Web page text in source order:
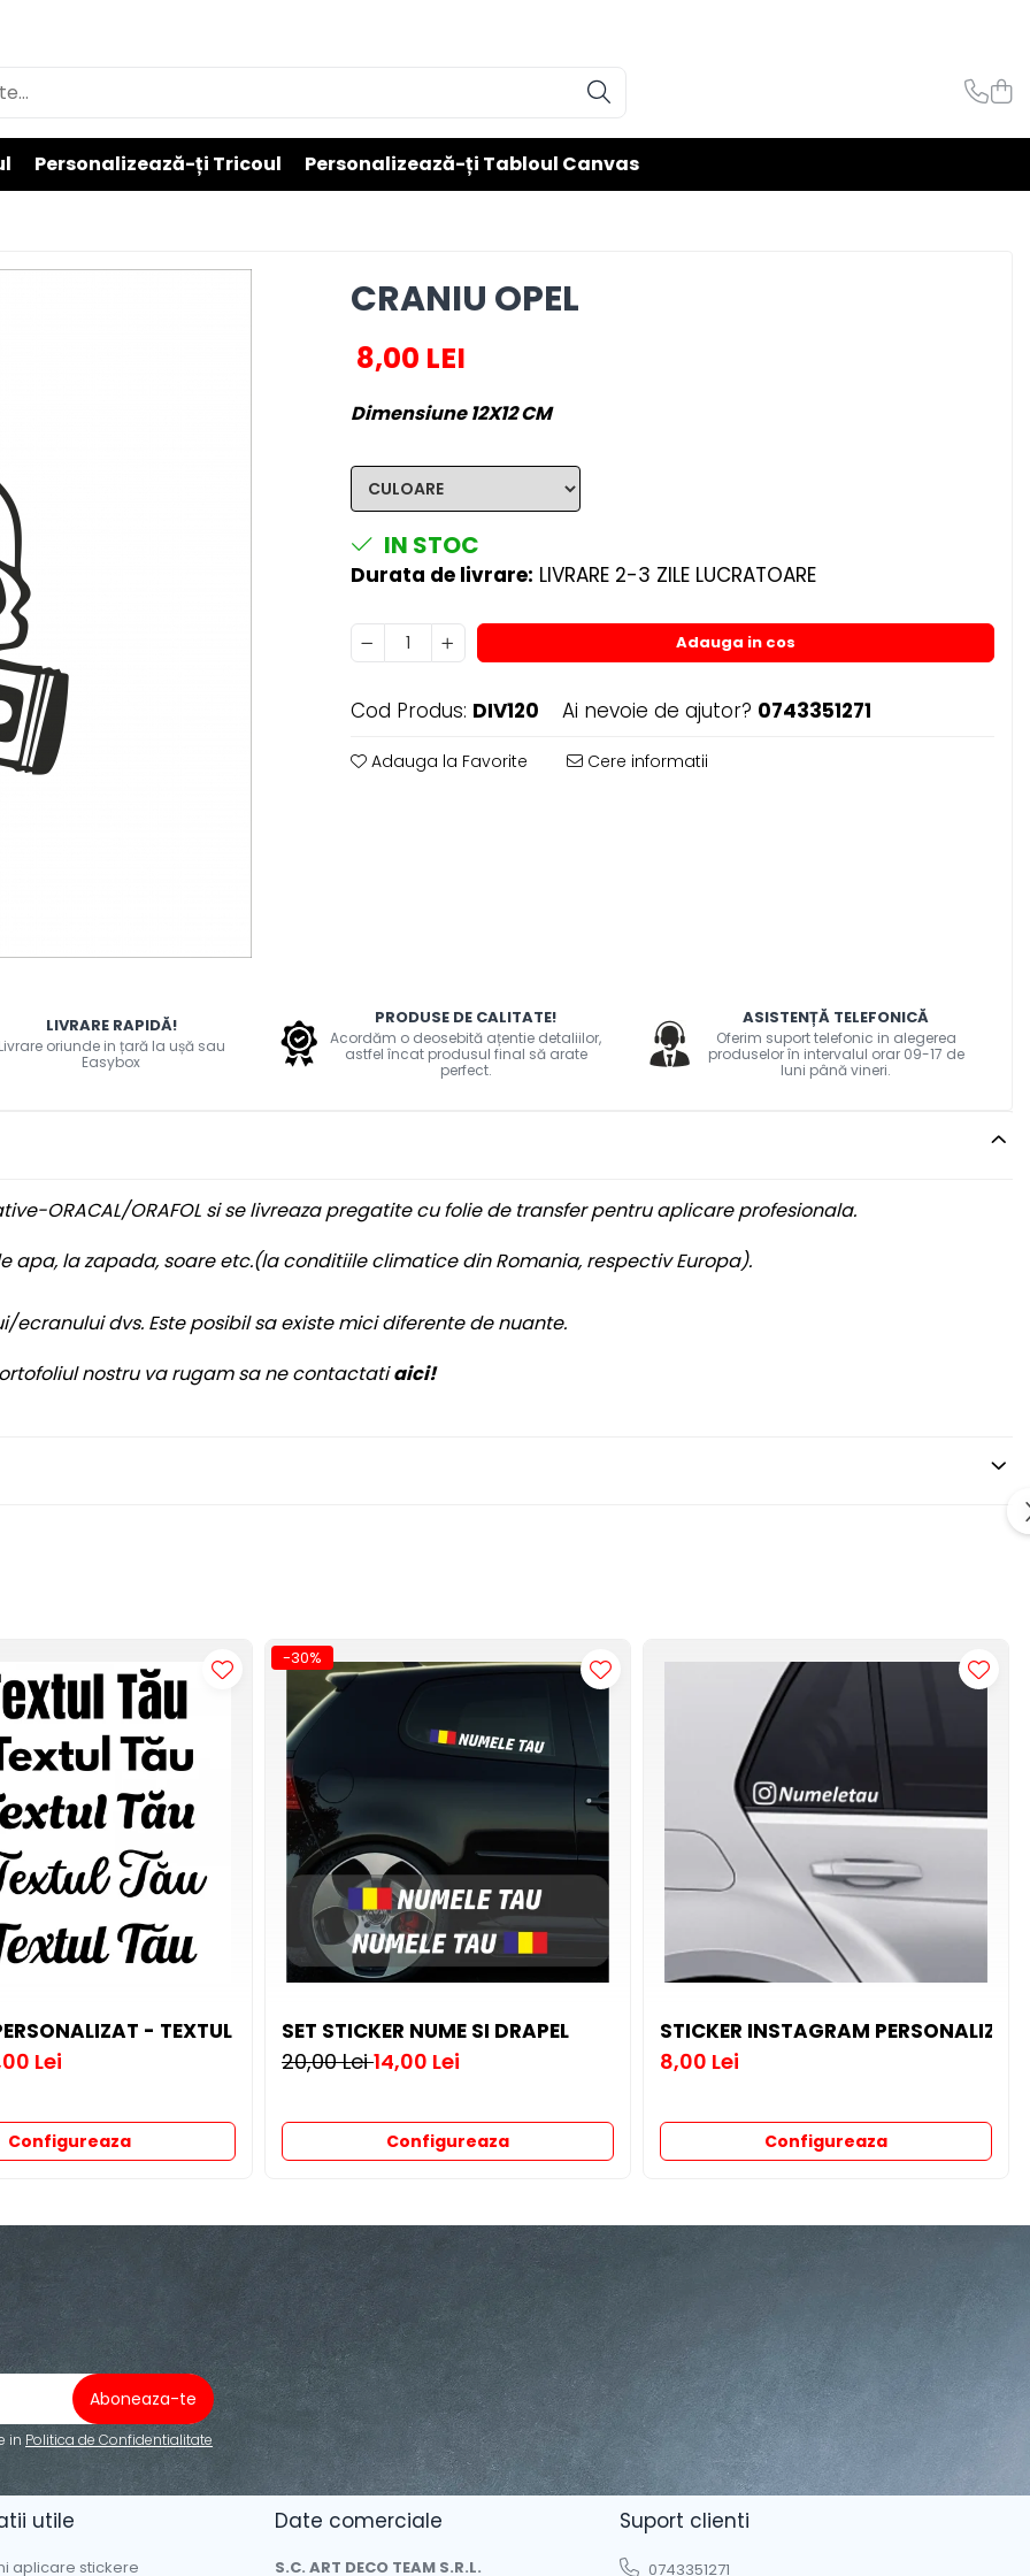
Personalizează-ți Tricoul Personalizează-ți Tabloul Canvas
CRANIU OPEL
8,00 LEI
Dimensiune 12X12 CM
IN STOC
Durata de livrare: LIVRARE 2-3 ZILE LUCRATOARE
Adauga in cos
Cod Produs: DIV120 Ai nevoie de ajutor? 0743351271
Adauga la Favorite Cere informatii
LIVRARE RAPIDĂ!
Livrare oriunde in țară la ușă sau
Easybox
PRODUSE DE CALITATE!
Acordăm o deosebită ațentie detaliilor,
astfel încat produsul final să arate
perfect.
ASISTENȚĂ TELEFONICĂ
Oferim suport telefonic in alegerea
produselor în intervalul orar 09-17 de
luni până vineri.
ORACAL/ORAFOL si se livreaza pregatite cu folie de transfer pentru aplicare profesionala.
apa, la zapada, soare etc.(la conditiile climatice din Romania, respectiv Europa).
dvs. Este posibil sa existe mici diferente de nuante.
nostru va rugam sa ne contactatiaici!
- TEXTUL TAU DIFERITE FONTURI
Lei
Configureaza
-30%
SET STICKER NUME SI DRAPEL
20,00 Lei14,00 Lei
Configureaza
STICKER INSTAGRAM PERSONALIZAT
8,00 Lei
Configureaza
in Politica de Confidentialitate
utile
aplicare stickere
Date comerciale
S.C. ART DECO TEAM S.R.L.
Suport clienti
0743351271